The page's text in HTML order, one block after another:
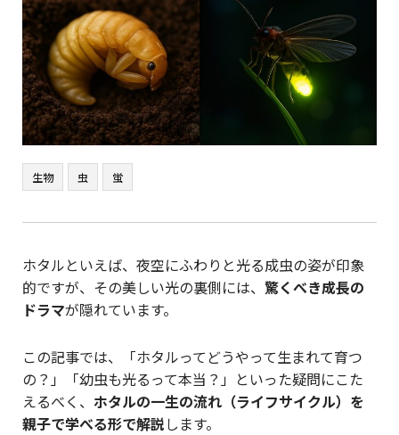
生物 虫 蛍
ホタルといえば、夜空にふわりと光る成虫の姿が印象
的ですが、その美しい光の裏側には、 驚くべき成長の
ドラマが隠れています。
この記事では、「ホタルってどうやって生まれて育つ
の？」「幼虫も光るって本当？」といった疑問にこた
えるべく、 ホタルの一生の流れ（ライフサイクル）を
親子で学べる形で解説します。